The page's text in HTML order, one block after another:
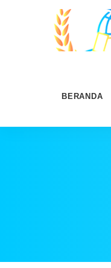
BERANDA